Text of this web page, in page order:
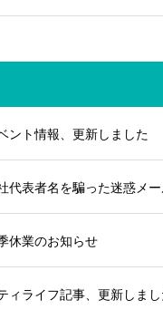
ント情報、更新しました
代表者名を騙った迷惑メ
休業のお知らせ
ィライフ記事、更新しま